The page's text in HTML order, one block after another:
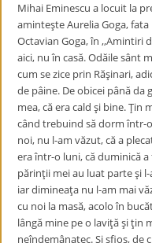
Mihai Eminescu a locuit la
aminteşte Aurelia Goga,
Octavian Goga, în ,,Amintiri
aici, nu în casă. Odăile sânt
cum se zice prin Răşinari,
de pâine. De obicei până da
mea, că era cald şi bine.
când trebuind să dorm într-
noi, nu l-am văzut, că a
era într-o luni, că duminică
părinţii mei au luat parte şi
iar dimineaţa nu l-am mai
cu noi la masă, acolo în
lângă mine pe o laviţă şi ţin
neîndemânatec. Şi sfios, de